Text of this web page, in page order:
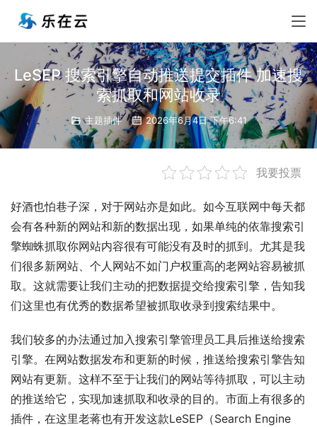
LeSEP 搜索引擎自动推送提交插件 加速搜
索抓取和网站收录
主题插件 2026年6月4日 下午6:41
我要投票
好酒也怕巷子深，对于网站亦是如此。如今互联网中每天都
会有各种新的网站和新的数据出现，如果单纯的依靠搜索引
擎蜘蛛抓取你网站内容很有可能没有及时的抓到。尤其是我
们很多新网站、个人网站不如门户权重高的老网站容易被抓
取。这就需要让我们主动的把数据提交给搜索引擎，告知我
们这里也有优秀的数据希望被抓取收录到搜索结果中。
我们较多的办法通过加入搜索引擎管理员工具后推送给搜索
引擎。在网站数据发布和更新的时候，推送给搜索引擎告知
网站有更新。这样不至于让我们的网站等待抓取，可以主动
的推送给它，实现加速抓取和收录的目的。市面上有很多的
插件，在这里老蒋也有开发这款LeSEP（Search Engine